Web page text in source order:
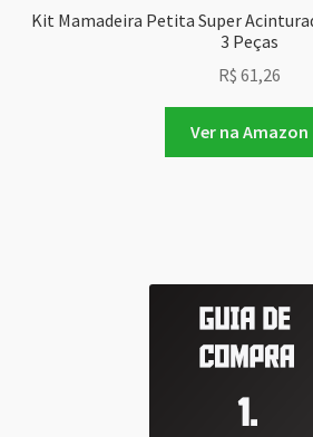
Kit Mamadeira Petita Super
3 Peças
R$ 61,26
Ver na Amazon